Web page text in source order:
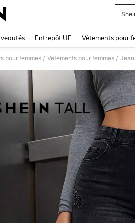
Entrepôt UE Vêtements pour
pour femmes / Vêtements pour femmes /